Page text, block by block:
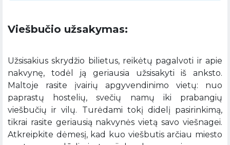
Viešbučio užsakymas:
Užsisakius skrydžio bilietus, reikėtų pagalvoti ir apie
nakvynę, todėl ją geriausia užsisakyti iš anksto.
Maltoje rasite įvairių apgyvendinimo vietų: nuo
paprastų hostelių, svečių namų iki prabangių
viešbučių ir vilų. Turėdami tokį didelį pasirinkimą,
tikrai rasite geriausią nakvynės vietą savo viešnagei.
Atkreipkite dėmesį, kad kuo viešbutis arčiau miesto